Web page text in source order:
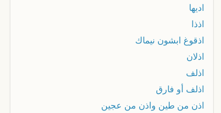
اديها
اذذا
اذقوغ ابشون نيماك
اذلان
اذلف
اذلف أو فارق
اذن من طين واذن من عجين